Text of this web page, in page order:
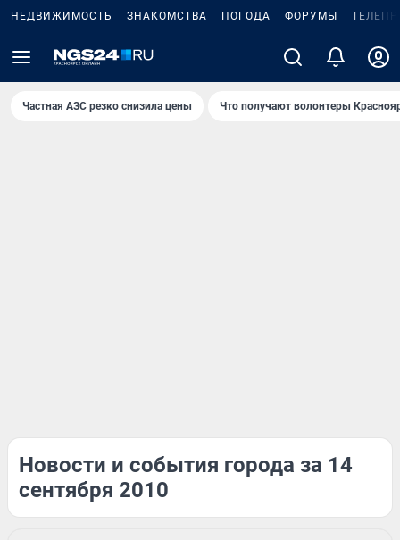
НЕДВИЖИМОСТЬ ЗНАКОМСТВА ПОГОДА ФОРУМЫ
Частная АЗС резко снизила цены Что получают волонтеры
Новости и события города за 14
сентября 2010